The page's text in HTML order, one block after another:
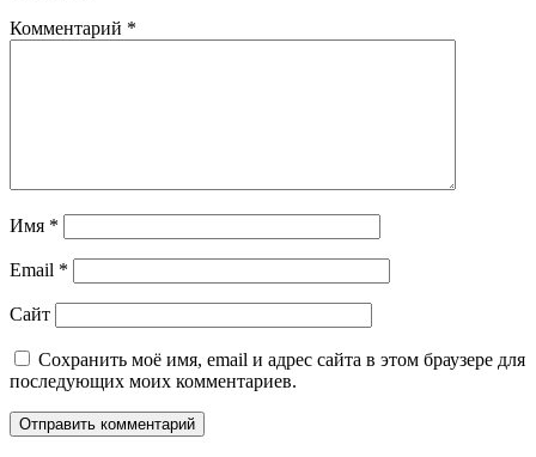
Комментарий *
Имя *
Email *
Сайт
Сохранить моё имя, email и адрес сайта в этом браузере для
последующих моих комментариев.